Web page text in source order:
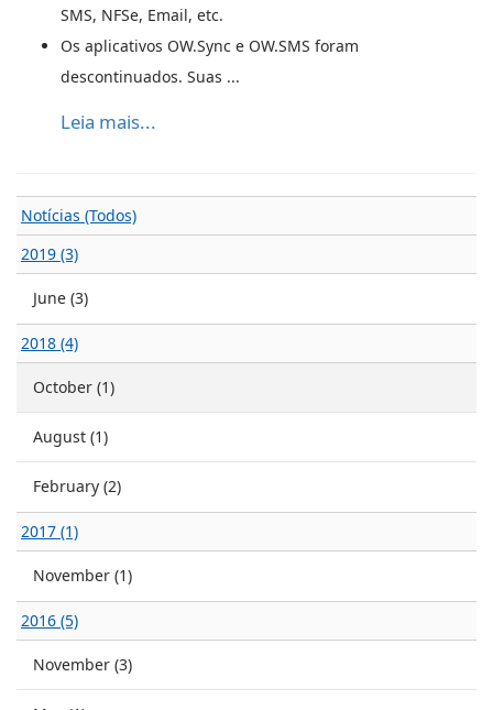
SMS, NFSe, Email, etc.
Os aplicativos OW.Sync e OW.SMS foram
descontinuados. Suas ...
Leia mais...
Notícias (Todos)
2019 (3)
June (3)
2018 (4)
October (1)
August (1)
February (2)
2017 (1)
November (1)
2016 (5)
November (3)